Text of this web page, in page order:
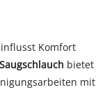
Komfort
bietet
mit